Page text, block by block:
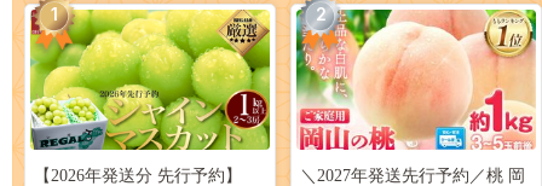
1
【2026年発送分 先行予約】
2
＼2027年発送先行予約／桃 岡